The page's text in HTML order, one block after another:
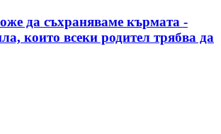
да съхраняваме кърмата -
които всеки родител трябва да